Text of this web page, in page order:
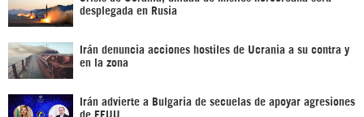
desplegada en Rusia
Irán denuncia acciones hostiles de Ucrania a su contra y
en la zona
Irán advierte a Bulgaria de secuelas de apoyar agresiones
de EEUU